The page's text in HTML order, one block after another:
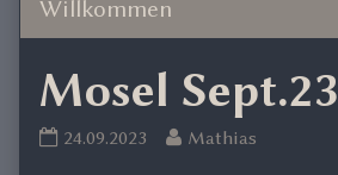
Mosel Sept.23
Mosel
24.09.2023
Read
Mathias